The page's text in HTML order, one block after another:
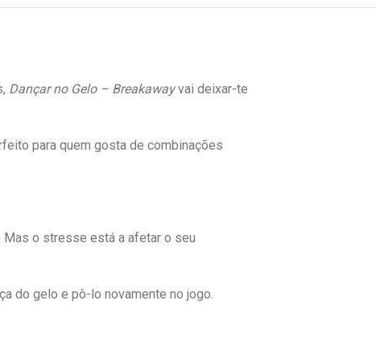
Dançar no Gelo – Breakawayvai deixar-te
para quem gosta de combinações
Mas o stresse está a afetar o seu
do gelo e pô-lo novamente no jogo.